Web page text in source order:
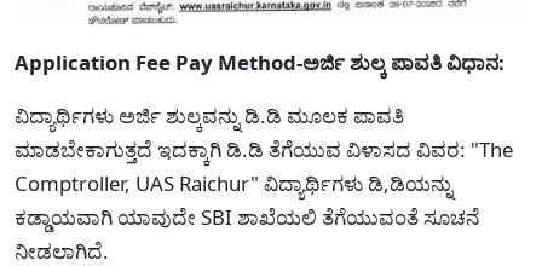
Application Fee Pay Method-ಅರ್ಜಿ ಶುಲ್ಕ ಪಾವತಿ ವಿಧಾನ:
ವಿದ್ಯಾರ್ಥಿಗಳು ಅರ್ಜಿ ಶುಲ್ಕವನ್ನು ಡಿ.ಡಿ ಮೂಲಕ ಪಾವತಿ
ಮಾಡಬೇಕಾಗುತ್ತದೆ ಇದಕ್ಕಾಗಿ ಡಿ.ಡಿ ತೆಗೆಯುವ ವಿಳಾಸದ ವಿವರ: "The
Comptroller, UAS Raichur" ವಿದ್ಯಾರ್ಥಿಗಳು ಡಿ,ಡಿಯನ್ನು
ಕಡ್ಡಾಯವಾಗಿ ಯಾವುದೇ SBI ಶಾಖೆಯಲಿ ತೆಗೆಯುವಂತೆ ಸೂಚನೆ
ನೀಡಲಾಗಿದೆ.